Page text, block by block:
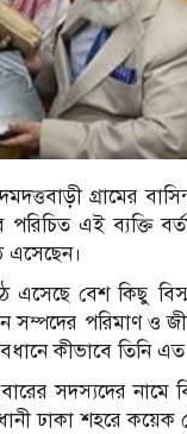
গ্রামের
পরিচিত এই ব্যক্তি
এসেছেন।
এসেছে বেশ কিছু
পরিমাণ ও
কীভাবে তিনি
সদস্যদের নামে
ঢাকা শহরে কয়েক